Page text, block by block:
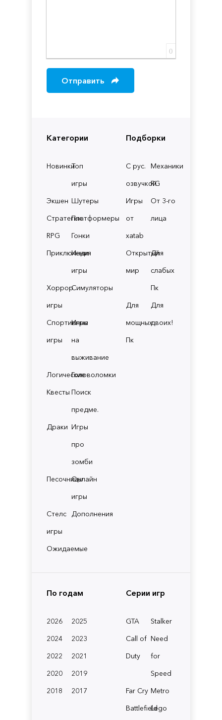
Категории
НовинкиТоп
игры
Экшен Шутеры
СтратегииПлатформеры
RPG
Гонки
Приключения
Инди
игры
Хоррор
игры
Симуляторы
Спортивные
игры
Игры
на
выживание
ЛогическиеГоловоломки
Квесты Поиск
предме.
Драки Игры
про
зомби
ПесочницыОнлайн
игры
Стелс
игры
Дополнения
Ожидаемые
Подборки
С рус.
озвучкой
Механики
RG
Игры
от
xatab
От 3-го
лица
Открытый
мир
Для
слабых
Пк
Для
мощных
Пк
Для
двоих!
По годам
2026
2025
2024
2023
2022
2021
2020
2019
2018
2017
Серии игр
GTA
Stalker
Call of
Duty
Need
for
Speed
Far Cry Metro
BattlefieldLego
0
Отправить